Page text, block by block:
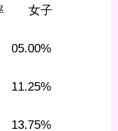
女子
05.00%
11.25%
13.75%